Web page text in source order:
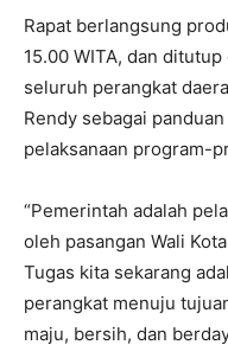
Rapat berlangsung
15.00 WITA, dan
seluruh perangkat
Rendy sebagai
pelaksanaan program-
“Pemerintah adalah
oleh pasangan Wali
Tugas kita sekarang
perangkat menuju
maju, bersih, dan